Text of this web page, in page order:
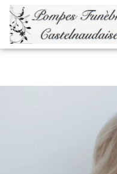
Aller
contenu
ORGANISER DES OBSÈQUES